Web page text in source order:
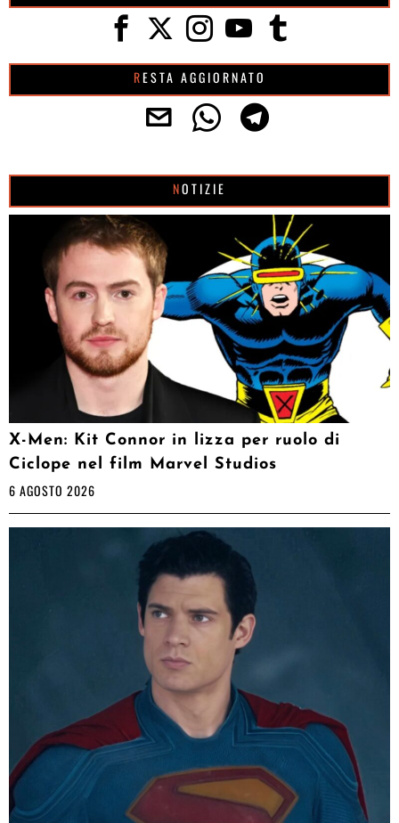
RESTA AGGIORNATO
NOTIZIE
X-Men: Kit Connor in lizza per ruolo di
Ciclope nel film Marvel Studios
6 AGOSTO 2026